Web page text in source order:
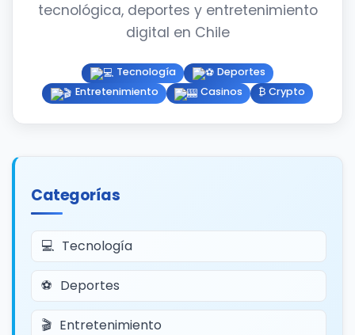
tecnológica, deportes y entretenimiento
digital en Chile
Tecnología
Deportes
Entretenimiento
Casinos ₿ Crypto
Categorías
Tecnología
Deportes
Entretenimiento